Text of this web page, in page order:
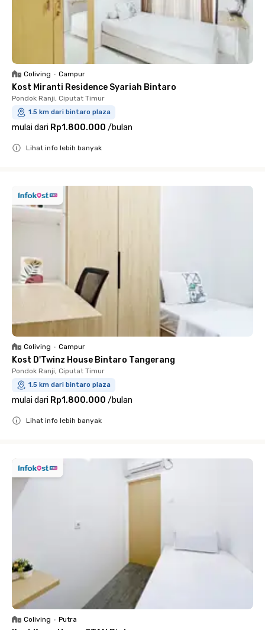
Coliving • Campur
Kost Miranti Residence Syariah Bintaro
Pondok Ranji, Ciputat Timur
1.5 km dari bintaro plaza
mulai dari Rp1.800.000 /bulan
Lihat info lebih banyak
Coliving • Campur
Kost D'Twinz House Bintaro Tangerang
Pondok Ranji, Ciputat Timur
1.5 km dari bintaro plaza
mulai dari Rp1.800.000 /bulan
Lihat info lebih banyak
Coliving • Putra